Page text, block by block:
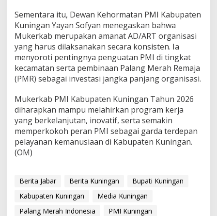
Sementara itu, Dewan Kehormatan PMI Kabupaten
Kuningan Yayan Sofyan menegaskan bahwa
Mukerkab merupakan amanat AD/ART organisasi
yang harus dilaksanakan secara konsisten. Ia
menyoroti pentingnya penguatan PMI di tingkat
kecamatan serta pembinaan Palang Merah Remaja
(PMR) sebagai investasi jangka panjang organisasi.
Mukerkab PMI Kabupaten Kuningan Tahun 2026
diharapkan mampu melahirkan program kerja
yang berkelanjutan, inovatif, serta semakin
memperkokoh peran PMI sebagai garda terdepan
pelayanan kemanusiaan di Kabupaten Kuningan.
(OM)
Berita Jabar Berita Kuningan
Bupati Kuningan
Kabupaten Kuningan
Media Kuningan
Palang Merah Indonesia
PMI Kuningan